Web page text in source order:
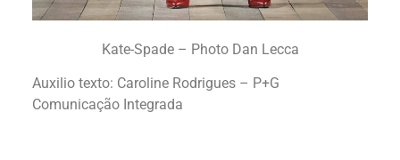
Kate-Spade – Photo Dan Lecca
Auxilio texto: Caroline Rodrigues – P+G
Comunicação Integrada